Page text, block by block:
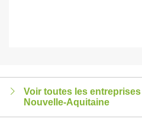
Voir toutes les
Nouvelle-Aquitaine